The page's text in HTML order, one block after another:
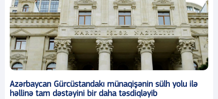
Azərbaycan Gürcüstandakı münaqişənin sülh yolu ilə
həllinə tam dəstəyini bir daha təsdiqləyib